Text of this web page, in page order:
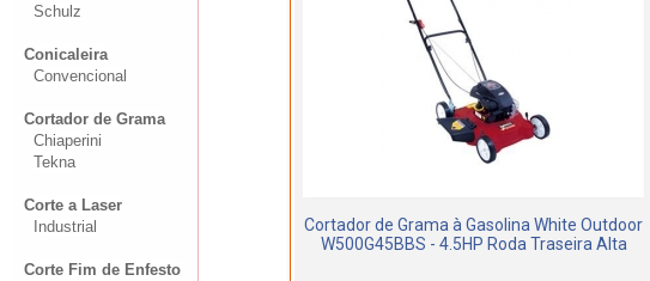
Schulz
Conicaleira
Convencional
Cortador de Grama
Chiaperini
Tekna
Corte a Laser
Industrial
Corte Fim de Enfesto
Cortador de Grama à Gasolina White Outdoor
W500G45BBS - 4.5HP Roda Traseira Alta